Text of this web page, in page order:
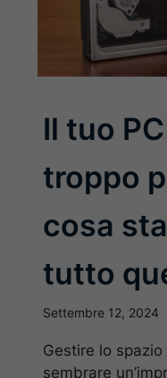
Il tuo
troppo
cosa
tutto
Settembre 12, 2024
Gestire lo
sembrare